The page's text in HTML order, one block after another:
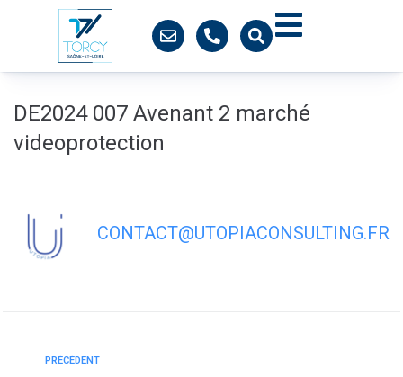
DE2024 007 Avenant 2 marché
videoprotection
CONTACT@UTOPIACONSULTING.FR
PRÉCÉDENT